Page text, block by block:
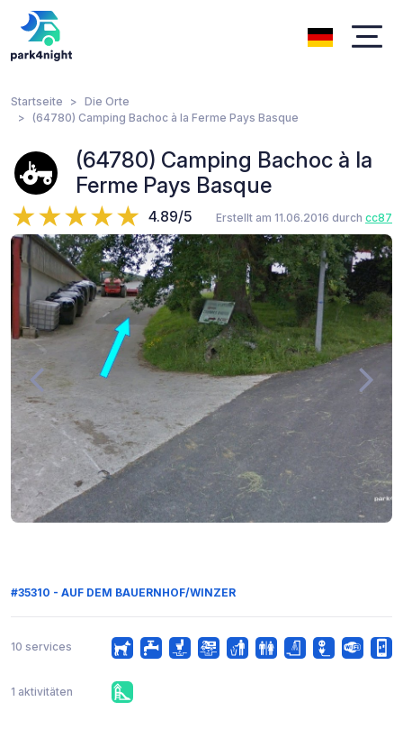
Startseite
Die Orte
(64780) Camping Bachoc à la Ferme Pays Basque
(64780) Camping Bachoc à la
Ferme Pays Basque
4.89/5 Erstellt am 11.06.2016 durch cc87
#35310 - AUF DEM BAUERNHOF/WINZER
10 services
1 aktivitäten